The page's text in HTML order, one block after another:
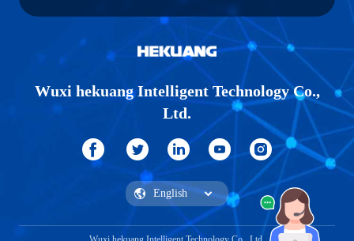
Wuxi hekuang Intelligent Technology Co.,
Ltd.